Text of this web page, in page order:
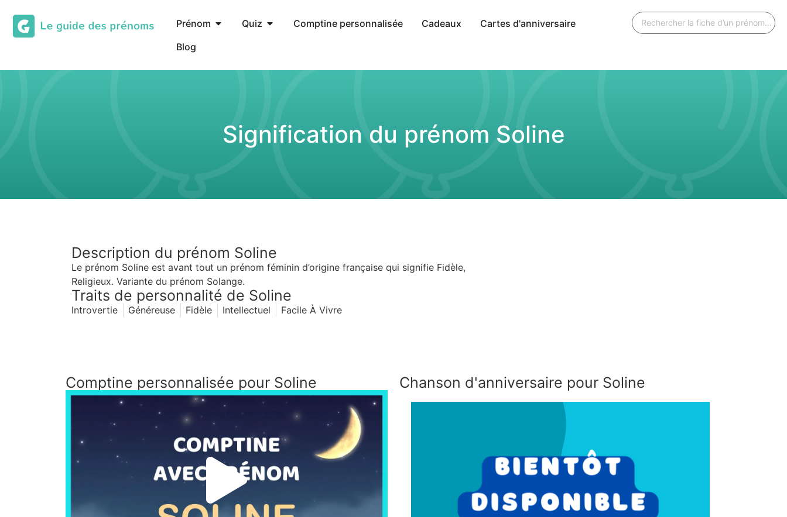
Prénom Quiz Comptine personnalisée Cadeaux
Cartes d'anniversaire
Blog
Signification du prénom Soline
Description du prénom Soline
Le prénom Soline est avant tout un prénom féminin d’origine française qui signifie Fidèle,
Religieux. Variante du prénom Solange.
Traits de personnalité de Soline
Introvertie Généreuse Fidèle Intellectuel Facile À Vivre
Comptine personnalisée pour Soline Chanson d'anniversaire pour Soline